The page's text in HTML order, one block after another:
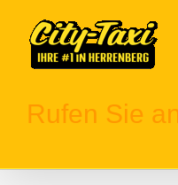
Rufen Sie